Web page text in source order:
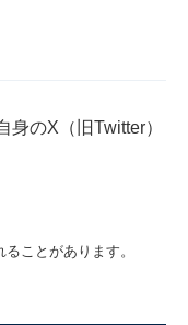
のX（旧Twitter）
ことがあります。